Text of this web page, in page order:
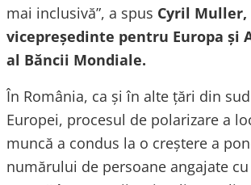
mai inclusivă”, a spus Cyril Muller,
vicepreședinte pentru Europa și
al Băncii Mondiale.
În România, ca și în alte țări din
Europei, procesul de polarizare a
muncă a condus la o creștere a
numărului de persoane angajate